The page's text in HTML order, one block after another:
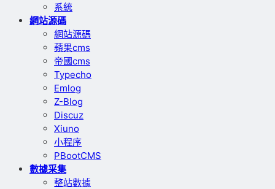
系統
網站源碼
網站源碼
蘋果cms
帝國cms
Typecho
Emlog
Z-Blog
Discuz
Xiuno
小程序
PBootCMS
數據采集
整站數據